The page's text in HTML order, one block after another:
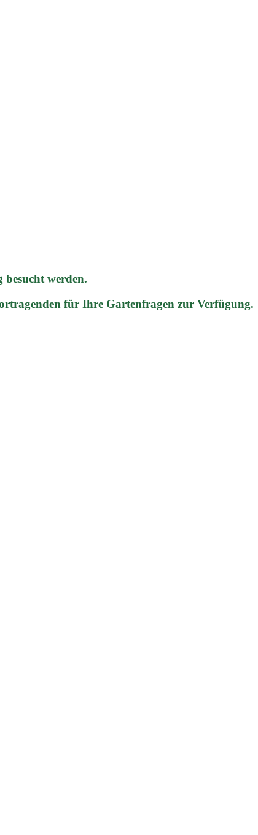
werden.
für Ihre Gartenfragen zur Verfügung.